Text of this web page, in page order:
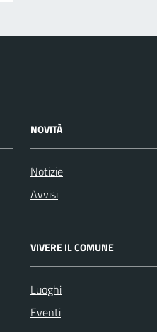
NOVITÀ
Notizie
Avvisi
VIVERE IL COMUNE
Luoghi
Eventi